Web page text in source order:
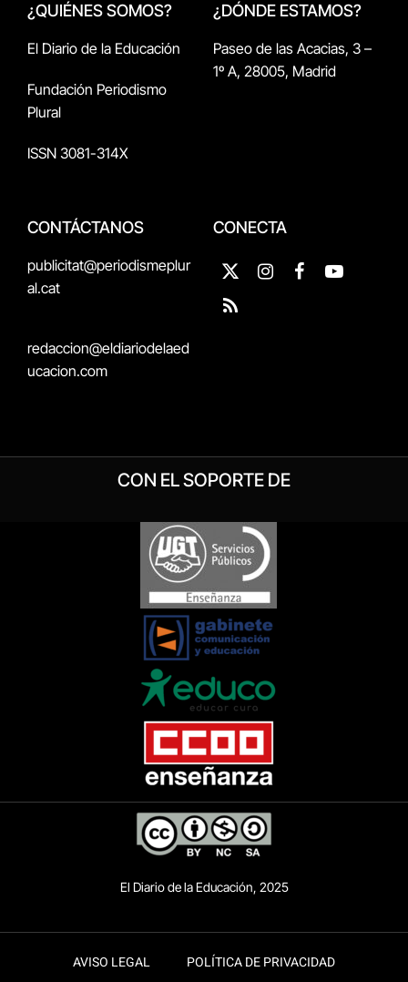
¿QUIÉNES SOMOS?
El Diario de la Educación
Fundación Periodismo
Plural
ISSN 3081-314X
¿DÓNDE ESTAMOS?
Paseo de las Acacias, 3 –
1º A, 28005, Madrid
CONTÁCTANOS
publicitat@periodismeplur
al.cat
redaccion@eldiariodelaed
ucacion.com
CONECTA
X
(Twitter)
InstagramFacebookYouTube
RSS
CON EL SOPORTE DE
El Diario de la Educación, 2025
AVISO LEGAL POLÍTICA DE PRIVACIDAD